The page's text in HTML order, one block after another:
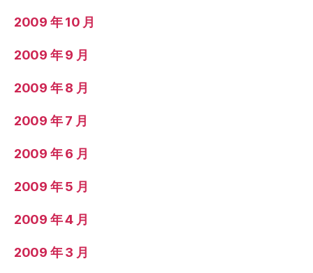
2009 年 10 月
2009 年 9 月
2009 年 8 月
2009 年 7 月
2009 年 6 月
2009 年 5 月
2009 年 4 月
2009 年 3 月